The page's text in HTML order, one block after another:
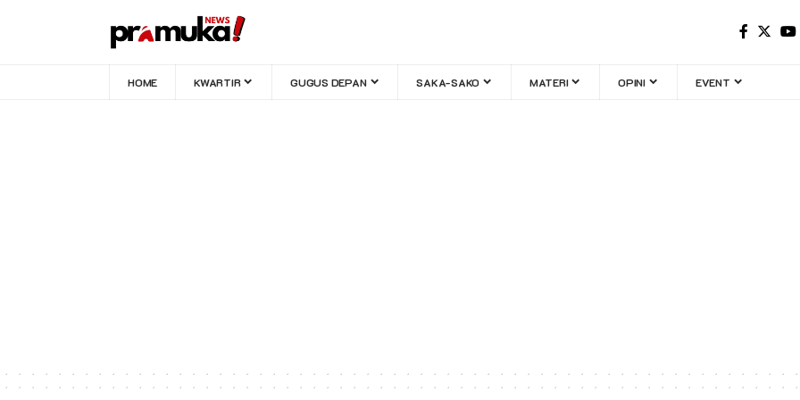
HOME KWARTIR GUGUS DEPAN SAKA-SAKO MATERI OPINI EVENT